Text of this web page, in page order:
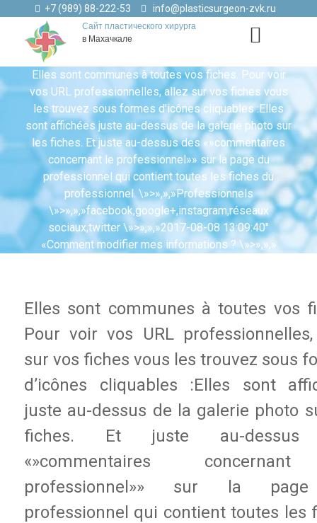
+7 (989) 88-222-53 info@plasticsurgeon-zvk.ru
Сайт пластического хирурга
в Махачкале
Elles sont communes à toutes vos fiches. Pour voir
vos URL professionnelles, allez sur vos fiches vous
les trouvez sous formes d’icônes cliquables :Elles
sont affichées juste au-dessus de la galerie photo sur
les fiches. Et juste au-dessus des «»commentaires
concernant le professionnel»» sur la page du
professionnel qui contient toutes les fiches du
professionnel. \»>»,»,»Professionnels
\»>»,»,»facebook,google+,instagram,réseaux
sociaux,twitter \»>»,»,»2017-08-08 13:09:40″
«Comment modifier mes informations ? \»>»,»,»
Elles sont communes à toutes vos
Pour voir vos URL
sur vos fiches vous les trouvez sous
d’icônes cliquables :Elles sont
juste au-dessus de la galerie photo
fiches. Et juste au-dessus
«»commentaires
professionnel»» sur la
professionnel qui contient toutes les